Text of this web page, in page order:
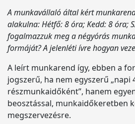
A munkavállaló által kért
alakulna: Hétfő: 8 óra; Kedd: 8 óra;
fogalmazzuk meg a négyórás
formáját? A jelenléti ívre hogyan
A leírt munkarend így, ebben a
jogszerű, ha nem egyszerű „napi
részmunkaidőként”, hanem
beosztással, munkaidőkeretben
megszervezésre.